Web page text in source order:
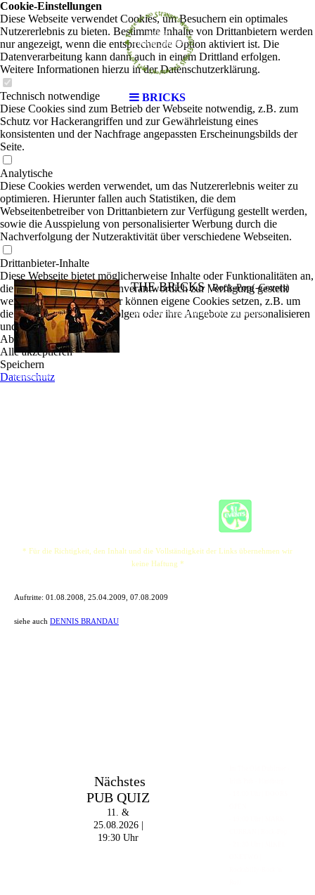
BRICKS
THE BRICKS |Rock-Pop(-Covers)
Die Bricks bestehen aus drei Mitgliedern:
(Moderator, sowie Sänger der Band HEIMFELD).
* Für die Richtigkeit, den Inhalt und die Vollständigkeit der Links übernehmen wir
keine Haftung *
Auftritte: 01.08.2008, 25.04.2009, 07.08.2009
siehe auch DENNIS BRANDAU
Nächstes
PUB QUIZ
11. &
25.08.2026 |
19:30 Uhr
Cookie-Einstellungen
Diese Webseite verwendet Cookies, um Besuchern ein optimales
Nutzererlebnis zu bieten. Bestimmte Inhalte von Drittanbietern werden
nur angezeigt, wenn die entsprechende Option aktiviert ist. Die
Datenverarbeitung kann dann auch in einem Drittland erfolgen.
Weitere Informationen hierzu in der Datenschutzerklärung.
Technisch notwendige
Diese Cookies sind zum Betrieb der Webseite notwendig, z.B. zum
Schutz vor Hackerangriffen und zur Gewährleistung eines
konsistenten und der Nachfrage angepassten Erscheinungsbilds der
Seite.
Analytische
Diese Cookies werden verwendet, um das Nutzererlebnis weiter zu
optimieren. Hierunter fallen auch Statistiken, die dem
Webseitenbetreiber von Drittanbietern zur Verfügung gestellt werden,
sowie die Ausspielung von personalisierter Werbung durch die
Nachverfolgung der Nutzeraktivität über verschiedene Webseiten.
Drittanbieter-Inhalte
Diese Webseite bietet möglicherweise Inhalte oder Funktionalitäten an,
die von Drittanbietern eigenverantwortlich zur Verfügung gestellt
werden. Diese Drittanbieter können eigene Cookies setzen, z.B. um
die Nutzeraktivität zu verfolgen oder ihre Angebote zu personalisieren
und zu optimieren.
Ablehnen
Alle akzeptieren
Speichern
Datenschutz